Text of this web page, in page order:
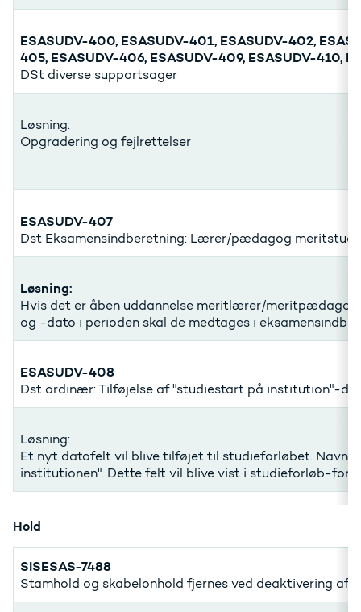
ESASUDV-400, ESASUDV-401, ESASUDV-402,
405, ESASUDV-406, ESASUDV-409, ESASUDV-410,
DSt diverse supportsager
Løsning:
Opgradering og fejlrettelser
ESASUDV-407
Dst Eksamensindberetning: Lærer/pædagog
Løsning:
Hvis det er åben uddannelse meritlærer/
og -dato i perioden skal de medtages i
ESASUDV-408
Dst ordinær: Tilføjelse af "studiestart på institution"-
Løsning:
Et nyt datofelt vil blive tilføjet til studieforløbet.
institutionen". Dette felt vil blive vist i studieforløb-
Hold
SISESAS-7488
Stamhold og skabelonhold fjernes ved deaktivering af